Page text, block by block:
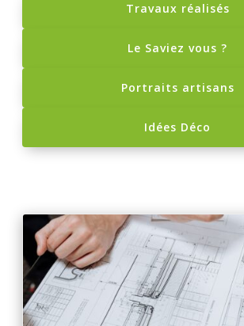
Travaux réalisés
Le Saviez vous ?
Portraits artisans
Idées Déco